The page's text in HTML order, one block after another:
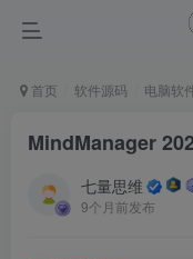
首页 软件源码 电脑软
MindManager
七量思维
9个月前发布